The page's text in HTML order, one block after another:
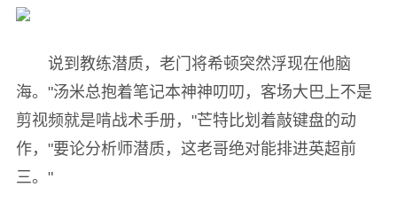
说到教练潜质，老门将希顿突然浮现在他脑
海。"汤米总抱着笔记本神神叨叨，客场大巴上不是
剪视频就是啃战术手册，"芒特比划着敲键盘的动
作，"要论分析师潜质，这老哥绝对能排进英超前
三。"